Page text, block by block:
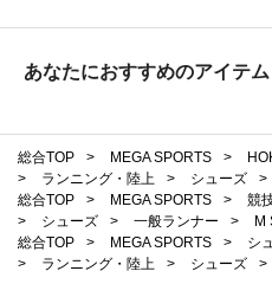
あなたにおすすめのアイテム
総合TOP > MEGA SPORTS >
>
ランニング・陸上 > シューズ >
総合TOP
> MEGA SPORTS > 競
>
シューズ > 一般ランナー >
M
総合TOP
> MEGA SPORTS >
シ
>
ランニング・陸上 > シューズ >